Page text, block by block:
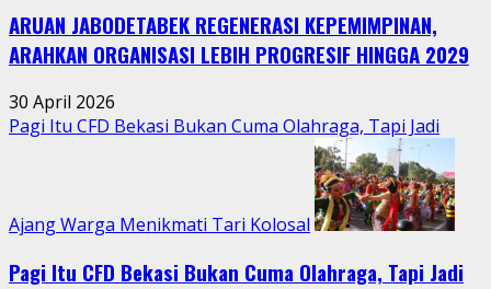
Warga
Jatimurni
di
Tengah
Aktivitas
Perkotaan
ARUAN JABODETABEK REGENERASI KEPEMIMPINAN,
ARAHKAN ORGANISASI LEBIH PROGRESIF HINGGA 2029
30 April 2026
Pagi Itu CFD Bekasi Bukan Cuma Olahraga, Tapi Jadi
Ajang Warga Menikmati Tari Kolosal
Pagi Itu CFD Bekasi Bukan Cuma Olahraga, Tapi Jadi